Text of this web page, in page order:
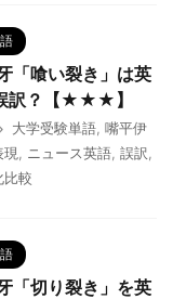
「喰い裂き」は英
訳？【★★★】
大学受験単語 嘴平伊
ニュース英語 誤訳
比較
「切り裂き」を英